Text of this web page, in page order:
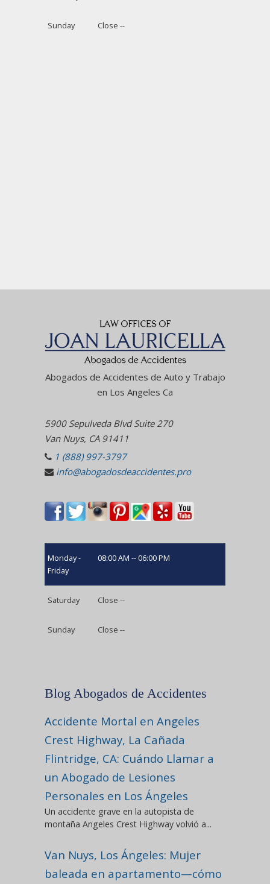
Sunday Close --
Abogados de Accidentes de Auto y Trabajo
en Los Angeles Ca
5900 Sepulveda Blvd Suite 270
Van Nuys, CA 91411
1 (888) 997-3797
info@abogadosdeaccidentes.pro
Monday -
Friday
08:00 AM -- 06:00 PM
Saturday Close --
Sunday Close --
Blog Abogados de Accidentes
Accidente Mortal en Angeles
Crest Highway, La Cañada
Flintridge, CA: Cuándo Llamar a
un Abogado de Lesiones
Personales en Los Ángeles
Un accidente grave en la autopista de
montaña Angeles Crest Highway volvió a...
Van Nuys, Los Ángeles: Mujer
baleada en apartamento—cómo